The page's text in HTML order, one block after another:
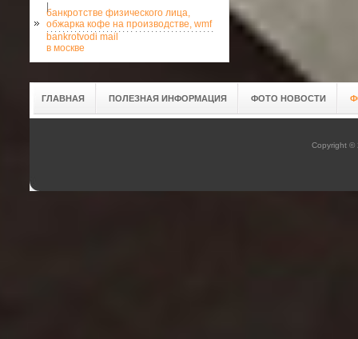
банкротстве физического лица,
bankrotvodi mail
|
обжарка кофе на производстве, wmf
в москве
ГЛАВНАЯ ПОЛЕЗНАЯ ИНФОРМАЦИЯ ФОТО НОВОСТИ
Copyright ©